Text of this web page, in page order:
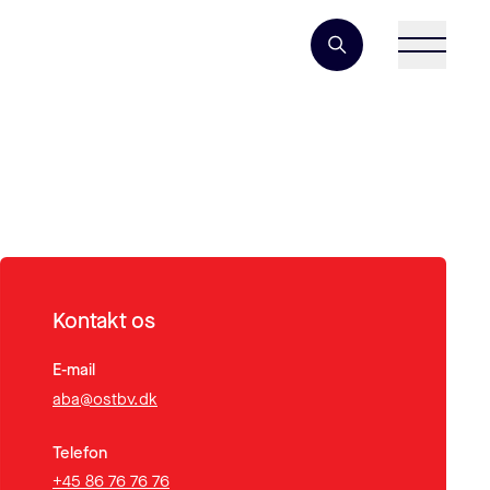
Søgeord
Kontakt os
E-mail
aba@ostbv.dk
Telefon
+45 86 76 76 76